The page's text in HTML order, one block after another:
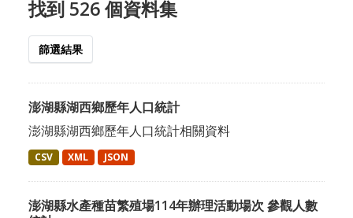
找到 526 個資料集
篩選結果
澎湖縣湖西鄉歷年人口統計
澎湖縣湖西鄉歷年人口統計相關資料
CSV XML JSON
澎湖縣水產種苗繁殖場114年辦理活動場次 參觀人數